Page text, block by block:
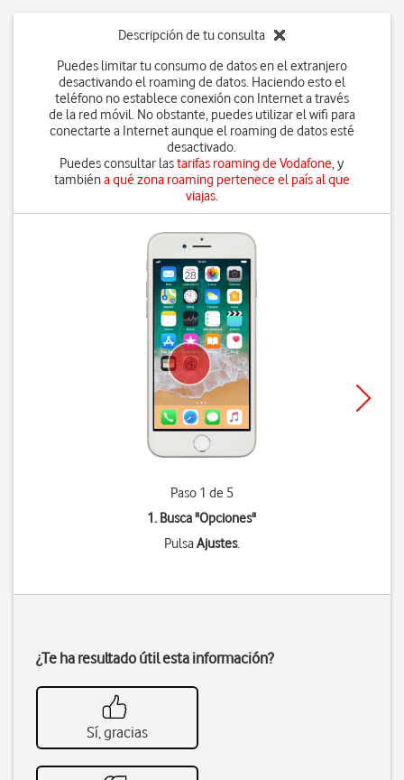
Descripción de tu consulta
Puedes limitar tu consumo de datos en el extranjero
desactivando el roaming de datos. Haciendo esto el
teléfono no establece conexión con Internet a través
de la red móvil. No obstante, puedes utilizar el wifi para
conectarte a Internet aunque el roaming de datos esté
desactivado.
Puedes consultar lastarifas roaming de Vodafone, y
tambiéna qué zona roaming pertenece el país al que
viajas.
Paso 1 de 5
1. Busca "Opciones"
PulsaAjustes.
¿Te ha resultado útil esta información?
Sí, gracias